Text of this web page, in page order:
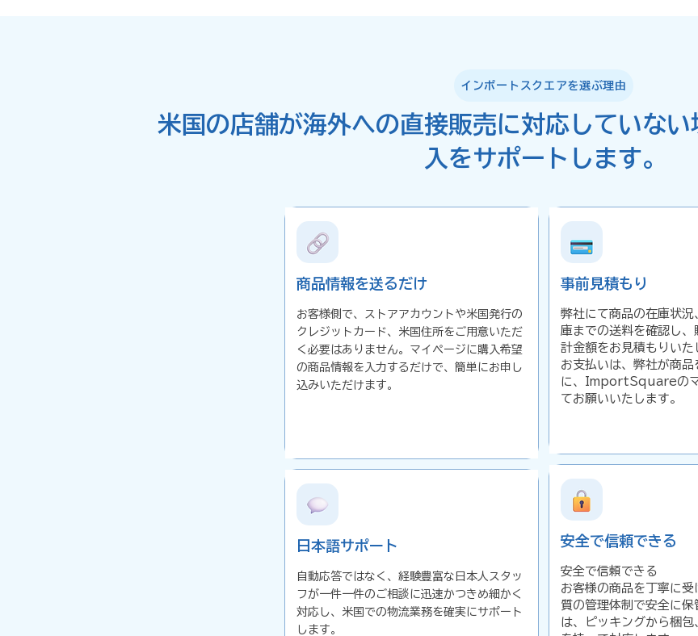
インポートスクエアを選ぶ理由
米国の店舗が海外への直接販売に対応していな
入をサポートします。
商品情報を送るだけ
お客様側で、ストアアカウントや米国発行の
クレジットカード、米国住所をご用意いただ
く必要はありません。マイページに購入希望
の商品情報を入力するだけで、簡単にお申し
込みいただけます。
日本語サポート
自動応答ではなく、経験豊富な日本人スタッ
フが一件一件のご相談に迅速かつきめ細かく
対応し、米国での物流業務を確実にサポート
します。
事前見積もり
弊社にて商品の在庫状況
庫までの送料を確認し、
計金額をお見積もりいた
お支払いは、弊社が商品
に、ImportSquareのマ
てお願いいたします。
安全で信頼できる
安全で信頼できる
お客様の商品を丁寧に受
質の管理体制で安全に保
は、ピッキングから梱